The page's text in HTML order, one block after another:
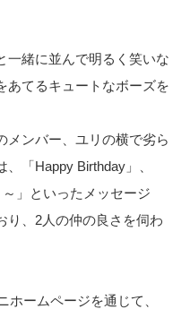
一緒に並んで明るく笑いな
あてるキュートなボーズを
メンバー、ユリの横で劣ら
「Happy Birthday」、
」といったメッセージ
り、2人の仲の良さを伺わ
ホームページを通じて、